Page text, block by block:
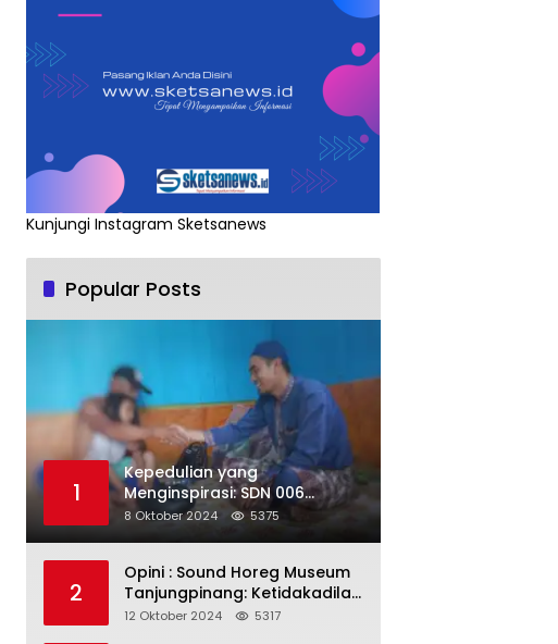
Kunjungi Instagram Sketsanews
Popular Posts
1
Kepedulian yang
Menginspirasi: SDN 006
Merawang Gelar Program
“Berbagi Segenggam Beras”
8 Oktober 2024 5375
2
Opini : Sound Horeg Museum
Tanjungpinang: Ketidakadilan
dalam Representasi
12 Oktober 2024 5317